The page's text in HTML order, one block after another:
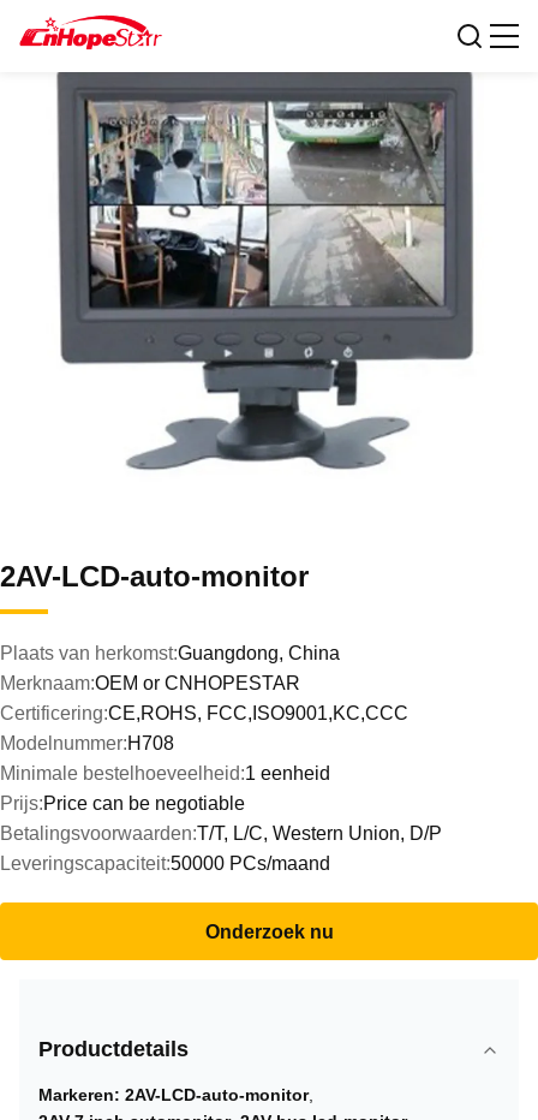
2AV-LCD-auto-monitor
Plaats van herkomst:Guangdong, China
Merknaam:OEM or CNHOPESTAR
Certificering:CE,ROHS, FCC,ISO9001,KC,CCC
Modelnummer:H708
Minimale bestelhoeveelheid:1 eenheid
Prijs:Price can be negotiable
Betalingsvoorwaarden:T/T, L/C, Western Union, D/P
Leveringscapaciteit:50000 PCs/maand
Onderzoek nu
Productdetails
Markeren: 2AV-LCD-auto-monitor,